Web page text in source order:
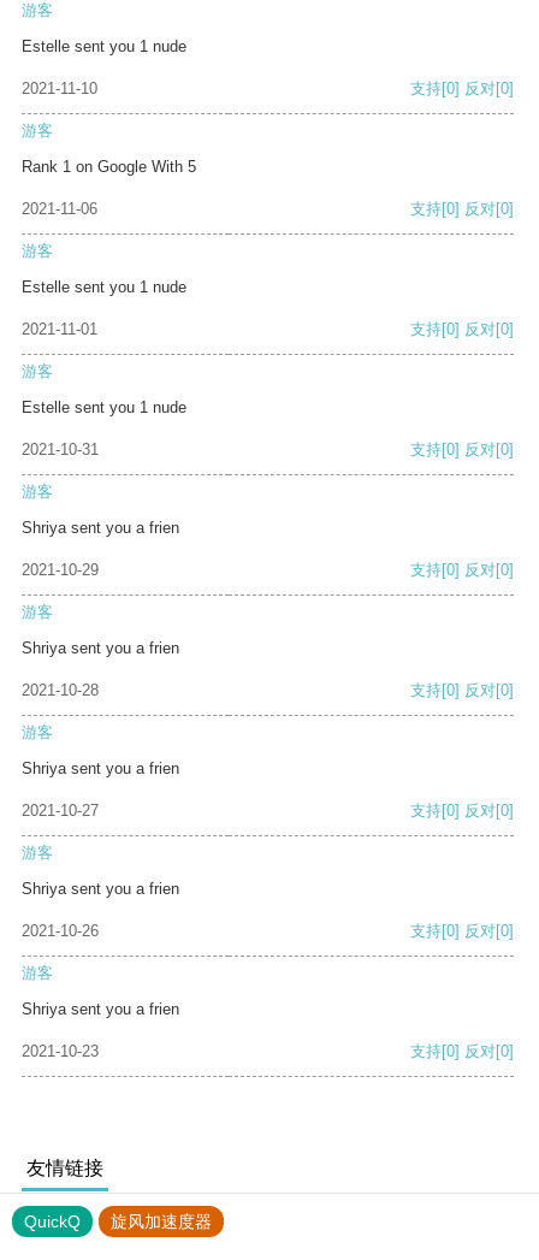
游客
Estelle sent you 1 nude
2021-11-10 支持[0] 反对[0]
游客
Rank 1 on Google With 5
2021-11-06 支持[0] 反对[0]
游客
Estelle sent you 1 nude
2021-11-01 支持[0] 反对[0]
游客
Estelle sent you 1 nude
2021-10-31 支持[0] 反对[0]
游客
Shriya sent you a frien
2021-10-29 支持[0] 反对[0]
游客
Shriya sent you a frien
2021-10-28 支持[0] 反对[0]
游客
Shriya sent you a frien
2021-10-27 支持[0] 反对[0]
游客
Shriya sent you a frien
2021-10-26 支持[0] 反对[0]
游客
Shriya sent you a frien
2021-10-23 支持[0] 反对[0]
友情链接
QuickQ 旋风加速度器